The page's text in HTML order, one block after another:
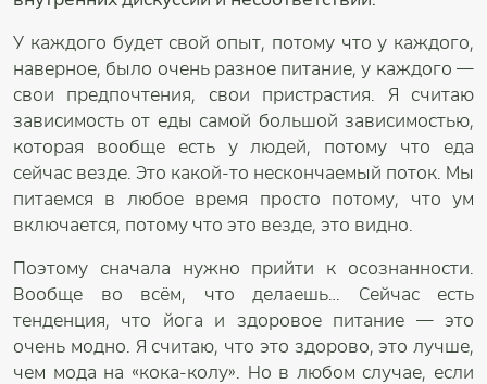
У каждого будет свой опыт, потому что у каждого,
наверное, было очень разное питание, у каждого —
свои предпочтения, свои пристрастия. Я считаю
зависимость от еды самой большой зависимостью,
которая вообще есть у людей, потому что еда
сейчас везде. Это какой-то нескончаемый поток. Мы
питаемся в любое время просто потому, что ум
включается, потому что это везде, это видно.
Поэтому сначала нужно прийти к осознанности.
Вообще во всём, что делаешь… Сейчас есть
тенденция, что йога и здоровое питание — это
очень модно. Я считаю, что это здорово, это лучше,
чем мода на «кока-колу». Но в любом случае, если